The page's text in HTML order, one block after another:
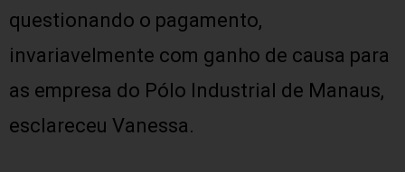
questionando o pagamento,
invariavelmente com ganho de causa para
as empresa do Pólo Industrial de Manaus,
esclareceu Vanessa.